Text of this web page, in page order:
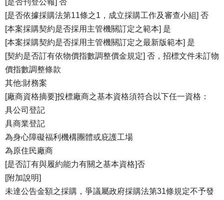
[是否刊登公報] 否
[是否依據採購法第11條之1，成立採購工作及審查小組] 否
[本案採購契約是否採用主管機關訂定之範本] 是
[本案採購契約是否採用主管機關訂定之最新版範本] 是
[契約是否訂有依物價指數調整價金規定] 否，招標文件未訂物
價指數調整條款
其他:財務案
[廠商資格摘要]投標廠商之基本資格須符合以下任一資格：
具公司登記
具商業登記
為身心障礙福利機構團體或庇護工場
為原住民廠商
[是否訂有與履約能力有關之基本資格]否
[附加說明]
未達公告金額之採購，爭議屬政府採購法第31條規定不予發